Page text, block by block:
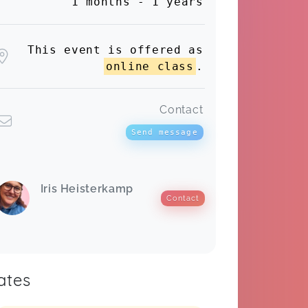
This event is offered as
online class .
Contact
Send message
Iris Heisterkamp
Contact